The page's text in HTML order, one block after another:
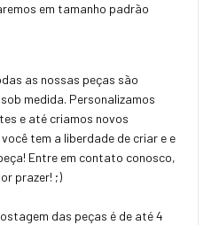
em tamanho padrão
as nossas peças são
medida. Personalizamos
e até criamos novos
tem a liberdade de criar e e
Entre em contato conosco,
prazer! ;)
das peças é de até 4